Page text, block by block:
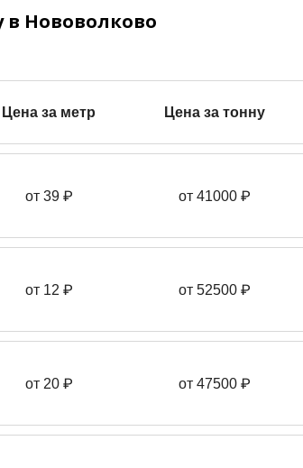
в Нововолково
Цена за метр Цена за тонну
от 39₽ от 41000₽
от 12 ₽ от 52500₽
от 20 ₽ от 47500₽